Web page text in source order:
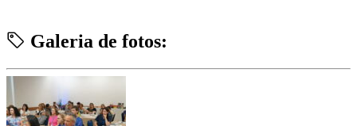
Galeria de fotos: